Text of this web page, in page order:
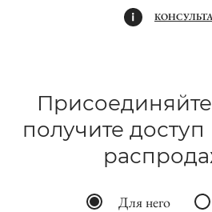
получите
Для него